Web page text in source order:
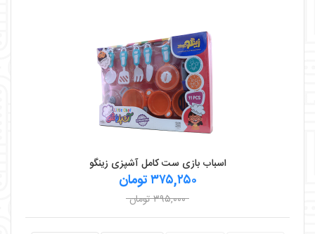
اسباب بازی ست کامل آشپزی زینگو
۳۷۵,۲۵۰ تومان
۳۹۵,۰۰۰ تومان